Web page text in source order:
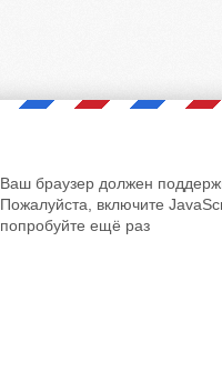
Ваш браузер должен
Пожалуйста, включите
попробуйте ещё раз